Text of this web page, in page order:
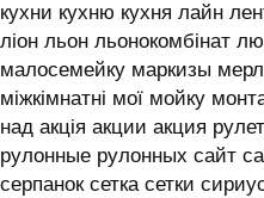
кухни кухню кухня лайн
ліон льон льонокомбінат
малосемейку маркизы
міжкімнатні мої мойку
над акція акции акция
рулонные рулонных сайт
серпанок сетка сетки сириус